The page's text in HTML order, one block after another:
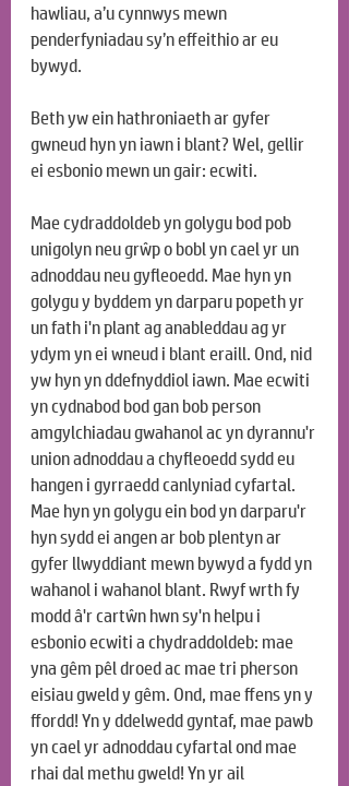
hawliau, a’u cynnwys mewn
penderfyniadau sy’n effeithio ar eu
bywyd.
Beth yw ein hathroniaeth ar gyfer
gwneud hyn yn iawn i blant? Wel, gellir
ei esbonio mewn un gair: ecwiti.
Mae cydraddoldeb yn golygu bod pob
unigolyn neu grŵp o bobl yn cael yr un
adnoddau neu gyfleoedd. Mae hyn yn
golygu y byddem yn darparu popeth yr
un fath i'n plant ag anableddau ag yr
ydym yn ei wneud i blant eraill. Ond, nid
yw hyn yn ddefnyddiol iawn. Mae ecwiti
yn cydnabod bod gan bob person
amgylchiadau gwahanol ac yn dyrannu'r
union adnoddau a chyfleoedd sydd eu
hangen i gyrraedd canlyniad cyfartal.
Mae hyn yn golygu ein bod yn darparu'r
hyn sydd ei angen ar bob plentyn ar
gyfer llwyddiant mewn bywyd a fydd yn
wahanol i wahanol blant. Rwyf wrth fy
modd â'r cartŵn hwn sy'n helpu i
esbonio ecwiti a chydraddoldeb: mae
yna gêm pêl droed ac mae tri pherson
eisiau gweld y gêm. Ond, mae ffens yn y
ffordd! Yn y ddelwedd gyntaf, mae pawb
yn cael yr adnoddau cyfartal ond mae
rhai dal methu gweld! Yn yr ail